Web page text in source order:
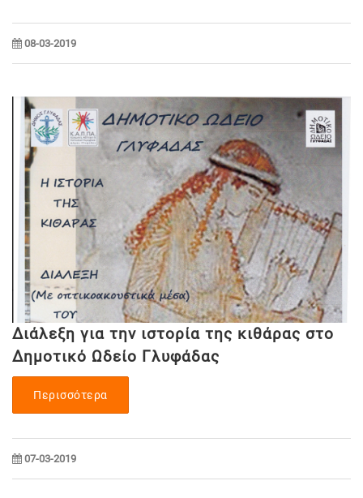
08-03-2019
Διάλεξη για την ιστορία της κιθάρας στο
Δημοτικό Ωδείο Γλυφάδας
Περισσότερα
07-03-2019